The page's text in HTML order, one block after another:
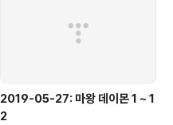
2019-05-27: 마왕 데이몬 1 ~ 1
2